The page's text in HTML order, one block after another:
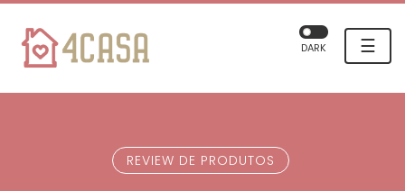
☰
DARK
REVIEW DE PRODUTOS